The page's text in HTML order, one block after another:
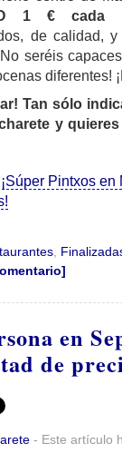
1 € cada
de calidad,
seréis
diferentes!
Tan sólo
y
¡Súper Pintxos
en
de
- Este artículo